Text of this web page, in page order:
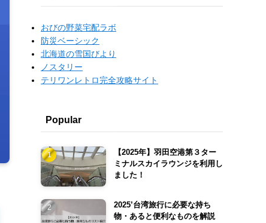
おびの野菜宅配ラボ
防災ベーシック
北海道の雪国びより
ノスタリー
テリワンレトロ完全攻略サイト
Popular
【2025年】羽田空港第３ター
ミナルスカイラウンジを利用し
ました！
2025’台湾旅行に必要な持ち
物・あると便利なものを解説